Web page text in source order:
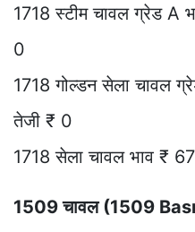
1718 स्टीम चावल ग्रेड
0
1718 गोल्डन सेला चावल
तेजी ₹ 0
1718 सेला चावल भाव ₹
1509 चावल (1509